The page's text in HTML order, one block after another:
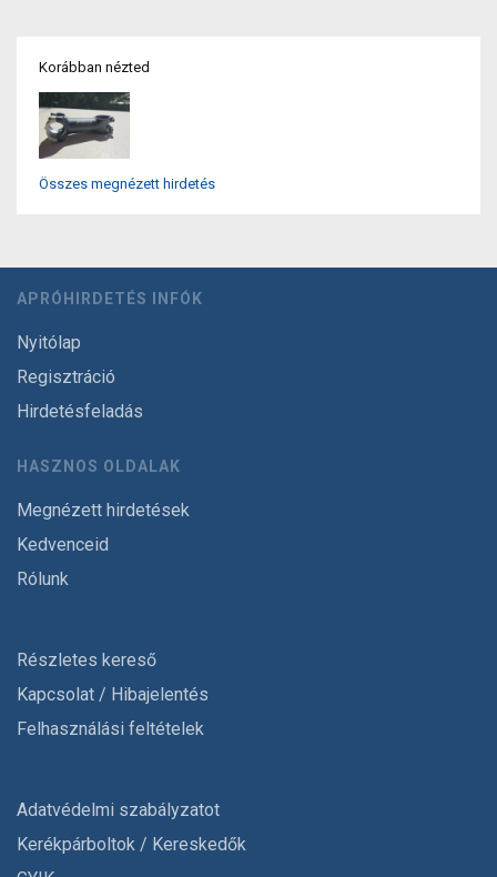
Korábban nézted
Összes megnézett hirdetés
APRÓHIRDETÉS INFÓK
Nyitólap
Regisztráció
Hirdetésfeladás
HASZNOS OLDALAK
Megnézett hirdetések
Kedvenceid
Rólunk
Részletes kereső
Kapcsolat / Hibajelentés
Felhasználási feltételek
Adatvédelmi szabályzatot
Kerékpárboltok / Kereskedők